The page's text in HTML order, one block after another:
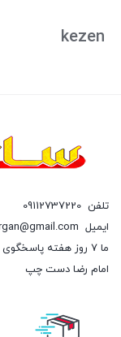
kezen
تلفن 09112737220
ایمیل
ما 7 روز هفته
امام رضا دست چپ